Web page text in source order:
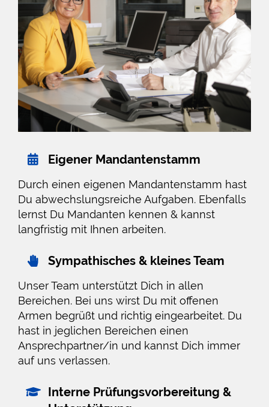
Eigener Mandantenstamm
Durch einen eigenen Mandantenstamm hast
Du abwechslungsreiche Aufgaben. Ebenfalls
lernst Du Mandanten kennen & kannst
langfristig mit Ihnen arbeiten.
Sympathisches & kleines Team
Unser Team unterstützt Dich in allen
Bereichen. Bei uns wirst Du mit offenen
Armen begrüßt und richtig eingearbeitet. Du
hast in jeglichen Bereichen einen
Ansprechpartner/in und kannst Dich immer
auf uns verlassen.
Interne Prüfungsvorbereitung &